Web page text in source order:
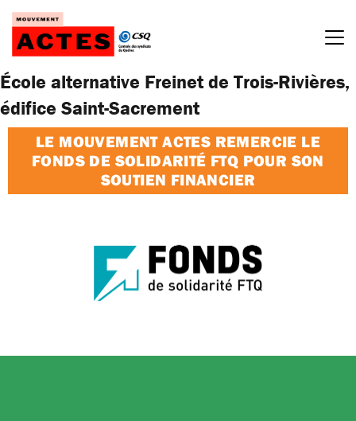
Passer
contenu
École alternative Freinet de Trois-Rivières,
édifice Saint-Sacrement
LE MOUVEMENT ACTES REMERCIE LE
FONDS DE SOLIDARITÉ FTQ POUR SON
SOUTIEN FINANCIER